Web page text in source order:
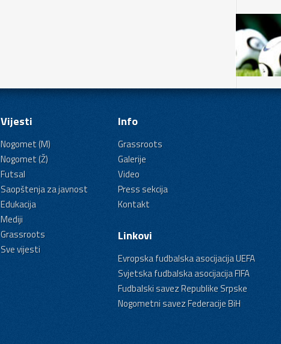
Vijesti
Nogomet (M)
Nogomet (Ž)
Futsal
Saopštenja za javnost
Edukacija
Mediji
Grassroots
Sve vijesti
Info
Grassroots
Galerije
Video
Press sekcija
Kontakt
Linkovi
Evropska fudbalska asocijacija UEFA
Svjetska fudbalska asocijacija FIFA
Fudbalski savez Republike Srpske
Nogometni savez Federacije BiH